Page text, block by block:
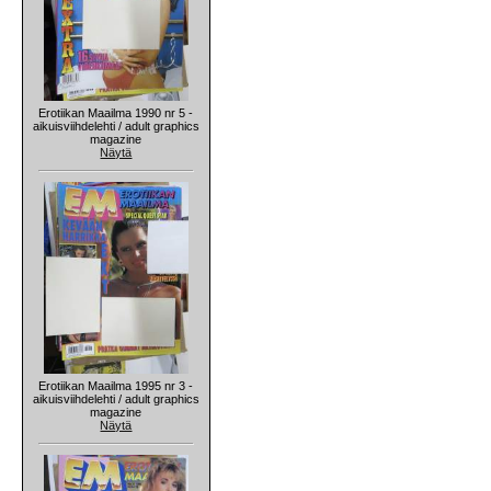
Erotiikan Maailma 1990 nr 5 -
aikuisviihdelehti / adult graphics
magazine
Näytä
Erotiikan Maailma 1995 nr 3 -
aikuisviihdelehti / adult graphics
magazine
Näytä